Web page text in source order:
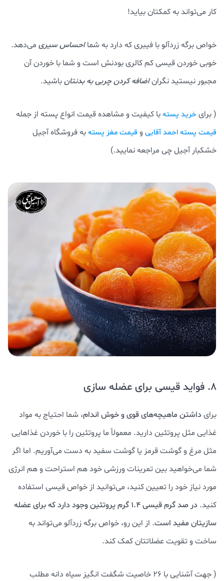
کار می‌تواند به کمکتان بیاید!
خواص برگه زردآلو با فیبری که دارد به شمااحساس سیری می‌دهد.
خوبی خوردن قیسی کم کالری بودنش است و شما با خوردن آن
مجبور نیستید نگراناضافه کردن چربی به بدنتانباشید.
( برای خرید پستهبا کیفیت و مشاهده قیمت انواع پسته از جمله
قیمت پسته احمد آقایی و قیمت مغز پستهبه فروشگاه آجیل
خشکبار آجیل چی مراجعه نمایید.)
8. فواید قیسی برای عضله سازی
برایداشتن ماهیچه‌های قوی و خوش اندام، شما احتیاج به مواد
غذایی مثل پروتئین دارید. معمولاً ما پروتئین را با خوردن غذاهایی
مثل مرغ و گوشت قرمز یا گوشت سفید به دست می‌آوریم. اما اگر
شما می‌خواهید بین تمرینات ورزشی خود هم استراحت و هم انرژی
مورد نیاز خود را تعیین کنید، می‌توانید از خواص قیسی استفاده
کنید.
در صد گرم قیسی ۱.۴ گرم پروتئین وجود دارد که برای عضله
سازیتان مفید است. از این رو، خواص برگه زردآلو می‌تواند به
ساخت و تقویت عضلاتتان کمک کند.
( جهت آشنایی با 26 خاصیت شگفت انگیز سیاه دانه مطلب